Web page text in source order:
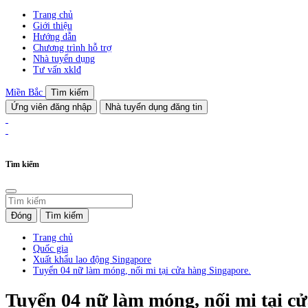
Trang chủ
Giới thiệu
Hướng dẫn
Chương trình hỗ trợ
Nhà tuyển dụng
Tư vấn xklđ
Miền Bắc
Tìm kiếm
Ứng viên đăng nhập
Nhà tuyển dụng đăng tin
Tìm kiếm
Đóng Tìm kiếm
Trang chủ
Quốc gia
Xuất khẩu lao động Singapore
Tuyển 04 nữ làm móng, nối mi tại cửa hàng Singapore.
Tuyển 04 nữ làm móng, nối mi tại